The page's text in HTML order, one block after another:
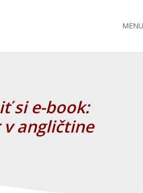
MENU
sie-book:
angličtine